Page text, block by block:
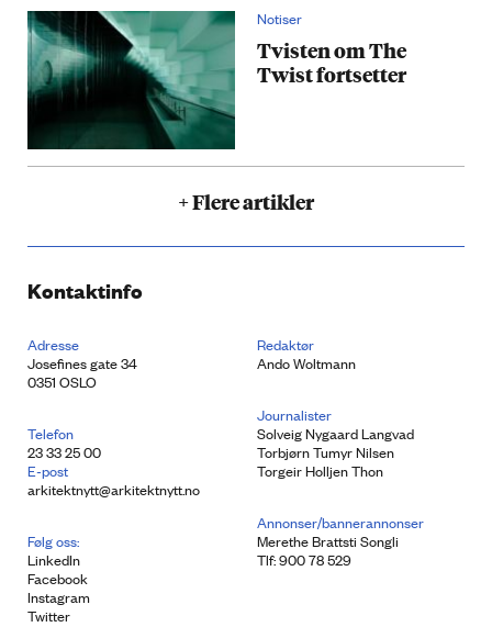
Notiser
Tvisten om The
Twist fortsetter
+ Flere artikler
Kontaktinfo
Adresse
Josefines gate 34
0351 OSLO
Telefon
23 33 25 00
E-post
arkitektnytt@arkitektnytt.no
Følg oss:
LinkedIn
Facebook
Instagram
Twitter
Redaktør
Ando Woltmann
Journalister
Solveig Nygaard Langvad
Torbjørn Tumyr Nilsen
Torgeir Holljen Thon
Annonser/bannerannonser
Merethe Brattsti Songli
Tlf: 900 78 529